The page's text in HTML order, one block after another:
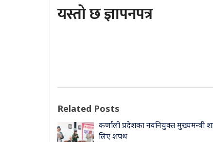
यस्तो छ ज्ञापनपत्र
Related Posts
कर्णाली प्रदेशका नवनियुक्त मुख्यमन्त्री
लिए शपथ